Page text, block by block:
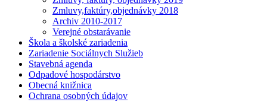
Zmluvy,faktúry,objednávky 2018
Archiv 2010-2017
Verejné obstarávanie
Škola a školské zariadenia
Zariadenie Sociálnych Služieb
Stavebná agenda
Odpadové hospodárstvo
Obecná knižnica
Ochrana osobných údajov